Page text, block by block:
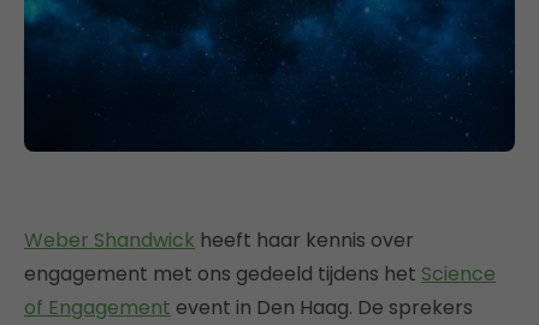
Weber Shandwick heeft haar kennis over
engagement met ons gedeeld tijdens het Science
of Engagement event in Den Haag. De sprekers